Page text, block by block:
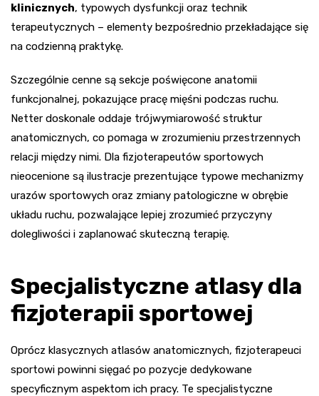
klinicznych, typowych dysfunkcji oraz technik
terapeutycznych – elementy bezpośrednio przekładające się
na codzienną praktykę.
Szczególnie cenne są sekcje poświęcone anatomii
funkcjonalnej, pokazujące pracę mięśni podczas ruchu.
Netter doskonale oddaje trójwymiarowość struktur
anatomicznych, co pomaga w zrozumieniu przestrzennych
relacji między nimi. Dla fizjoterapeutów sportowych
nieocenione są ilustracje prezentujące typowe mechanizmy
urazów sportowych oraz zmiany patologiczne w obrębie
układu ruchu, pozwalające lepiej zrozumieć przyczyny
dolegliwości i zaplanować skuteczną terapię.
Specjalistyczne atlasy dla
fizjoterapii sportowej
Oprócz klasycznych atlasów anatomicznych, fizjoterapeuci
sportowi powinni sięgać po pozycje dedykowane
specyficznym aspektom ich pracy. Te specjalistyczne